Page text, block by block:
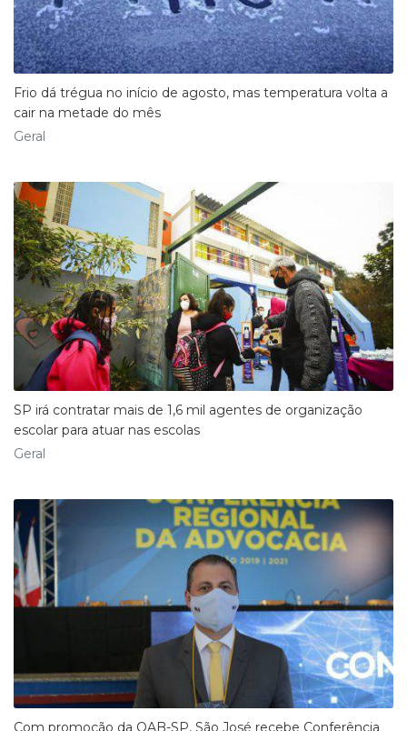
Frio dá trégua no início de agosto, mas temperatura volta a
cair na metade do mês
Geral
SP irá contratar mais de 1,6 mil agentes de organização
escolar para atuar nas escolas
Geral
Com promoção da OAB-SP, São José recebe Conferência